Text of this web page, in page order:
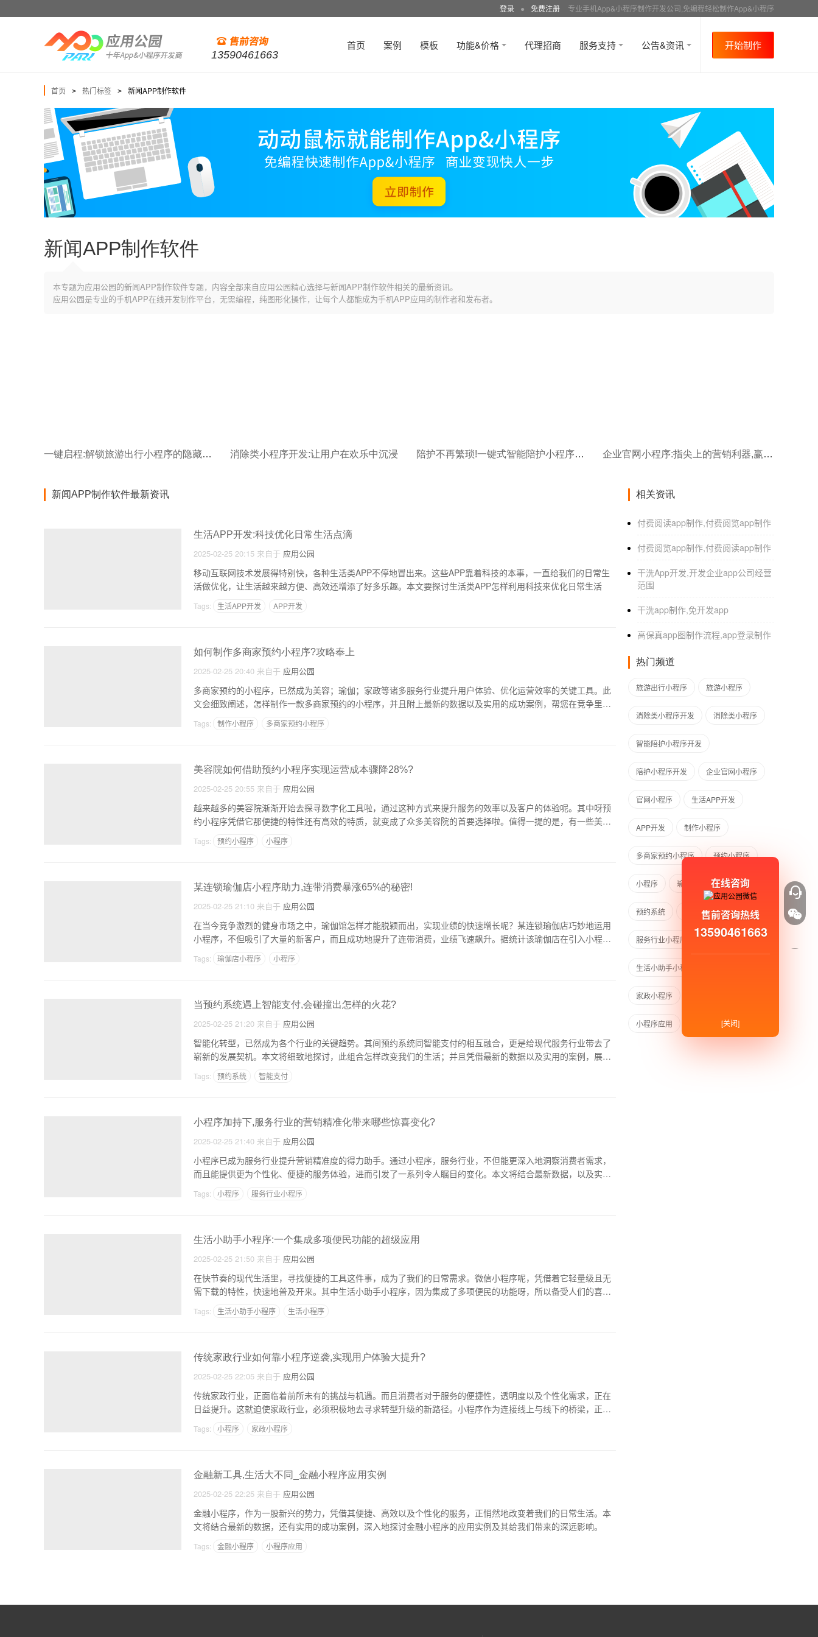
登录 ● 免费注册 专业手机App&小程序制作开发公司,免编程轻松制作App&小程序
13590461663
首页 案例 模板 功能&价格 代理招商 服务支持 公告&资讯 开始制作
首页 > 热门标签 > 新闻APP制作软件
新闻APP制作软件
本专题为应用公园的新闻APP制作软件专题，内容全部来自应用公园精心选择与新闻APP制作软件相关的最新资讯。
应用公园是专业的手机APP在线开发制作平台，无需编程，纯图形化操作，让每个人都能成为手机APP应用的制作者和发布者。
一键启程:解锁旅游出行小程序的隐藏玩法! 消除类小程序开发:让用户在欢乐中沉浸 陪护不再繁琐!一键式智能陪护小程序开发 企业官网小程序:指尖上的营销利器,赢在起跑线
新闻APP制作软件最新资讯
生活APP开发:科技优化日常生活点滴
2025-02-25 20:15 来自于 应用公园
移动互联网技术发展得特别快，各种生活类APP不停地冒出来。这些APP靠着科技的本事，一直给我们的日常生
活做优化，让生活越来越方便、高效还增添了好多乐趣。本文要探讨生活类APP怎样利用科技来优化日常生活
Tags: 生活APP开发 APP开发
如何制作多商家预约小程序?攻略奉上
2025-02-25 20:40 来自于 应用公园
多商家预约的小程序，已然成为美容；瑜伽；家政等诸多服务行业提升用户体验、优化运营效率的关键工具。此
文会细致阐述，怎样制作一款多商家预约的小程序，并且附上最新的数据以及实用的成功案例，帮您在竞争里崭
Tags: 制作小程序 多商家预约小程序
美容院如何借助预约小程序实现运营成本骤降28%?
2025-02-25 20:55 来自于 应用公园
越来越多的美容院渐渐开始去探寻数字化工具啦，通过这种方式来提升服务的效率以及客户的体验呢。其中呀预
约小程序凭借它那便捷的特性还有高效的特质，就变成了众多美容院的首要选择啦。值得一提的是，有一些美容
Tags: 预约小程序 小程序
某连锁瑜伽店小程序助力,连带消费暴涨65%的秘密!
2025-02-25 21:10 来自于 应用公园
在当今竞争激烈的健身市场之中，瑜伽馆怎样才能脱颖而出，实现业绩的快速增长呢？某连锁瑜伽店巧妙地运用
小程序，不但吸引了大量的新客户，而且成功地提升了连带消费，业绩飞速飙升。据统计该瑜伽店在引入小程序
Tags: 瑜伽店小程序 小程序
当预约系统遇上智能支付,会碰撞出怎样的火花?
2025-02-25 21:20 来自于 应用公园
智能化转型，已然成为各个行业的关键趋势。其间预约系统同智能支付的相互融合，更是给现代服务行业带去了
崭新的发展契机。本文将细致地探讨，此组合怎样改变我们的生活；并且凭借最新的数据以及实用的案例，展现
Tags: 预约系统 智能支付
小程序加持下,服务行业的营销精准化带来哪些惊喜变化?
2025-02-25 21:40 来自于 应用公园
小程序已成为服务行业提升营销精准度的得力助手。通过小程序，服务行业，不但能更深入地洞察消费者需求，
而且能提供更为个性化、便捷的服务体验，进而引发了一系列令人瞩目的变化。本文将结合最新数据，以及实用
Tags: 小程序 服务行业小程序
生活小助手小程序:一个集成多项便民功能的超级应用
2025-02-25 21:50 来自于 应用公园
在快节奏的现代生活里，寻找便捷的工具这件事，成为了我们的日常需求。微信小程序呢，凭借着它轻量级且无
需下载的特性，快速地普及开来。其中生活小助手小程序，因为集成了多项便民的功能呀，所以备受人们的喜
Tags: 生活小助手小程序 生活小程序
传统家政行业如何靠小程序逆袭,实现用户体验大提升?
2025-02-25 22:05 来自于 应用公园
传统家政行业，正面临着前所未有的挑战与机遇。而且消费者对于服务的便捷性，透明度以及个性化需求，正在
日益提升。这就迫使家政行业，必须积极地去寻求转型升级的新路径。小程序作为连接线上与线下的桥梁，正逐
Tags: 小程序 家政小程序
金融新工具,生活大不同_金融小程序应用实例
2025-02-25 22:25 来自于 应用公园
金融小程序，作为一股新兴的势力，凭借其便捷、高效以及个性化的服务，正悄然地改变着我们的日常生活。本
文将结合最新的数据，还有实用的成功案例，深入地探讨金融小程序的应用实例及其给我们带来的深远影响。
Tags: 金融小程序 小程序应用
相关资讯
付费阅读app制作,付费阅览app制作
付费阅览app制作,付费阅读app制作
干洗App开发,开发企业app公司经营
范围
干洗app制作,免开发app
高保真app图制作流程,app登录制作
热门频道
旅游出行小程序 旅游小程序
消除类小程序开发 消除类小程序
智能陪护小程序开发
陪护小程序开发 企业官网小程序
官网小程序 生活APP开发
APP开发 制作小程序
多商家预约小程序 预约小程序
小程序 瑜伽店小程序
预约系统 智能支付
服务行业小程序
生活小助手小程序
家政小程序
小程序应用
在线咨询
售前咨询热线
13590461663
[关闭]